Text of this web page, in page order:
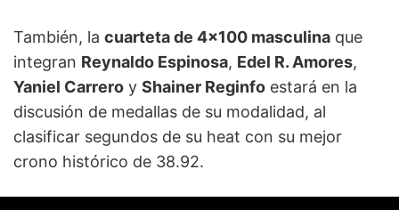
También, la cuarteta de 4x100 masculina que
integran Reynaldo Espinosa, Edel R. Amores,
Yaniel Carrero y Shainer Reginfo estará en la
discusión de medallas de su modalidad, al
clasificar segundos de su heat con su mejor
crono histórico de 38.92.